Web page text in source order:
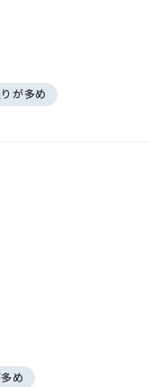
が多め
め